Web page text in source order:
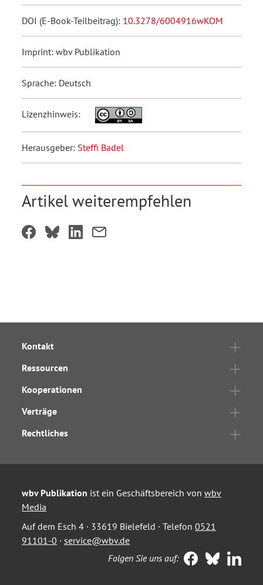
DOI (E-Book-Teilbeitrag): 10.3278/6004916wKOM
Imprint: wbv Publikation
Sprache: Deutsch
Lizenzhinweis:
Herausgeber: Steffi Badel
Artikel weiterempfehlen
Kontakt
Ressourcen
Kooperationen
Verträge
Rechtliches
wbv Publikation ist ein Geschäftsbereich von wbv
Media
Auf dem Esch 4 · 33619 Bielefeld · Telefon 0521
91101-0 · service@wbv.de
Folgen Sie uns auf: